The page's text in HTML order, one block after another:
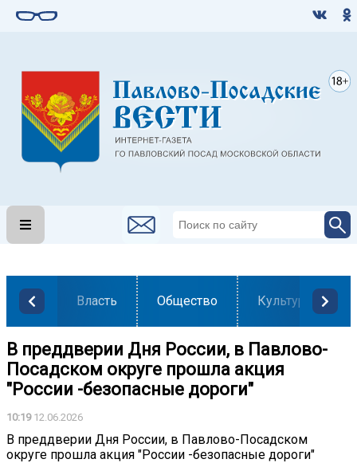
Власть Общество Культура
В преддверии Дня России, в Павлово-
Посадском округе прошла акция
"России -безопасные дороги"
10:1912.06.2026
В преддверии Дня России, в Павлово-Посадском
округе прошла акция "России -безопасные дороги"